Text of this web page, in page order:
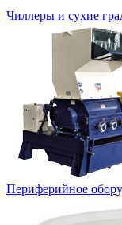
Чиллеры и сухие
Периферийное